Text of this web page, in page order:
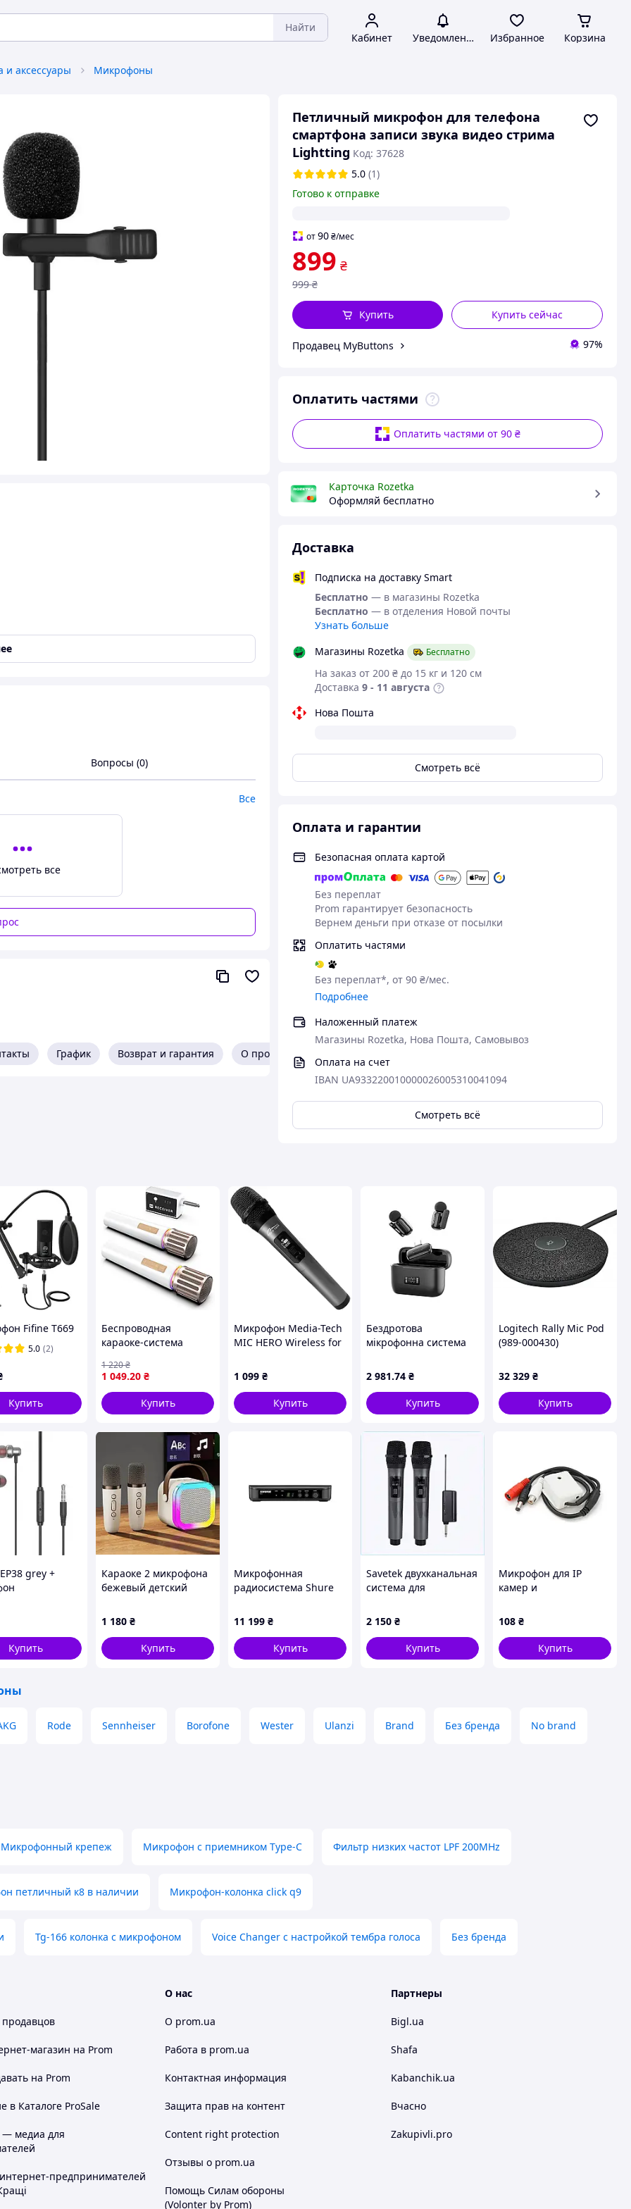
Найти
Кабинет Уведомления Избранное Корзина
и аксессуары Микрофоны
Петличный микрофон для телефона
смартфона записи звука видео стрима
Lightting Код: 37628
5.0 (1)
Готово к отправке
от90 ₴/мес
899 ₴
999 ₴
Купить сейчас
Купить
Продавец MyButtons 97%
Оплатить частями
Оплатить частями от 90 ₴
Карточка Rozetka
Оформляй бесплатно
Доставка
Подписка на доставку Smart
Бесплатно — в магазины Rozetka
Бесплатно — в отделения Новой почты
Узнать больше
Магазины Rozetka
Бесплатно
На заказ от 200 ₴ до 15 кг и 120 см
Доставка 9 - 11 августа
Нова Пошта
Смотреть всё
Оплата и гарантии
Безопасная оплата картой
Без переплат
Prom гарантирует безопасность
Вернем деньги при отказе от посылки
Оплатить частями
Без переплат*, от 90 ₴/мес.
Подробнее
Наложенный платеж
Магазины Rozetka, Нова Пошта, Самовывоз
Оплата на счет
IBAN UA933220010000026005310041094
Смотреть всё
и удобное устройство для записи звука с
и станет отличным выбором для блогеров,
закрепить микрофон на одежде, освободив руки
посторонние звуки при записи на улице или в
позволяют брать устройство с собой в
звука, микрофон точно улавливает каждую
покрытием гарантирует стабильную передачу
Вопросы (0)
Все
все
График Возврат и гарантия О продавце
Fifine T669
5.0 (2)
Купить
Беспроводная
караоке-система
микрофона +
приемник Jack 6.35
мм), вокальные
радиомикрофоны для
1 049.20 ₴
1 220₴
Купить
Микрофон Media-Tech
MIC HERO Wireless for
USB-C receiver (MT398)
1 099 ₴
Купить
Бездротова
мікрофонна система
dual-mic (Type-C) Black
2 981.74 ₴
Купить
Logitech Rally Mic Pod
(989-000430)
32 329 ₴
Купить
grey +
Купить
Караоке 2 микрофона
бежевый детский
1 180 ₴
Купить
Микрофонная
радиосистема Shure
11 199 ₴
Купить
Savetek двухканальная
система для
спикеров, EC885497K8
2 150 ₴
Купить
Микрофон для IP
камер и
Питание DC 9-12V.
Радиус действия 150
м. Выход RCA.
108 ₴
Купить
Rode Sennheiser Borofone Wester Ulanzi Brand Без бренда No brand
Микрофонный крепеж Микрофон с приемником Type-C Фильтр низких частот LPF 200MHz
петличный к8 в наличии Микрофон-колонка click q9
Tg-166 колонка с микрофоном Voice Changer с настройкой тембра голоса Без бренда
магазин на Prom
на Prom
в Каталоге ProSale
— медиа для
предпринимателей
О нас
О prom.ua
Работа в prom.ua
Контактная информация
Защита прав на контент
Content right protection
Отзывы о prom.ua
Помощь Силам обороны
(Volonter by Prom)
Партнеры
Bigl.ua
Shafa
Kabanchik.ua
Вчасно
Zakupivli.pro